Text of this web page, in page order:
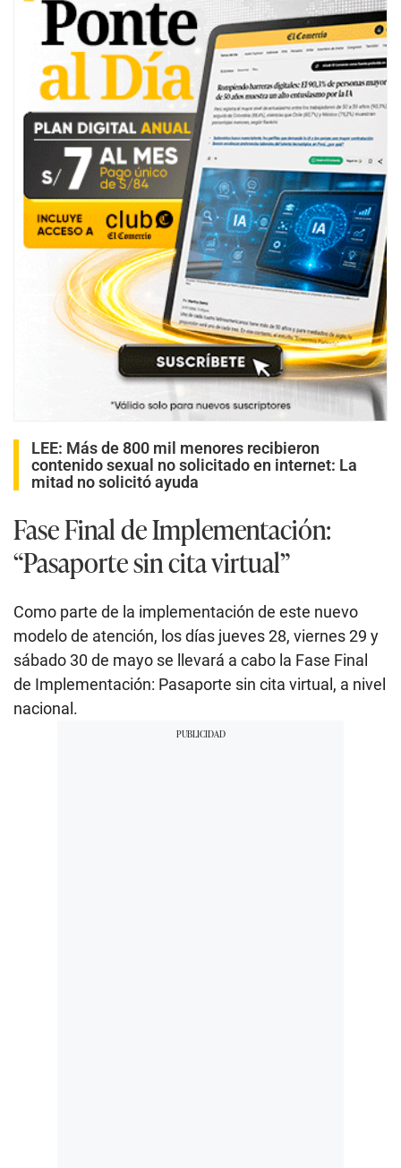
LEE: Más de 800 mil menores recibieron
contenido sexual no solicitado en internet: La
mitad no solicitó ayuda
Fase Final de Implementación:
“Pasaporte sin cita virtual”
Como parte de la implementación de este nuevo
modelo de atención, los días jueves 28, viernes 29 y
sábado 30 de mayo se llevará a cabo la Fase Final
de Implementación: Pasaporte sin cita virtual, a nivel
nacional.